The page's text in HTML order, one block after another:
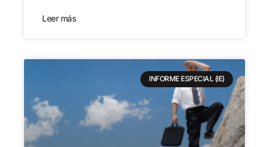
Leer más
INFORME ESPECIAL (IE)